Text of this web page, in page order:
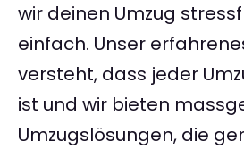
wir deinen Umzug
einfach. Unser
versteht, dass jeder
ist und wir bieten
Umzugslösungen, die